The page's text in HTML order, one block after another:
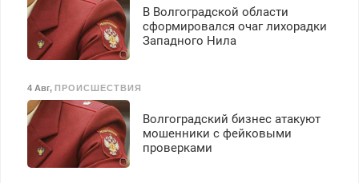
В Волгоградской области
сформировался очаг лихорадки
Западного Нила
4 Авг, ПРОИСШЕСТВИЯ
Волгоградский бизнес атакуют
мошенники с фейковыми
проверками